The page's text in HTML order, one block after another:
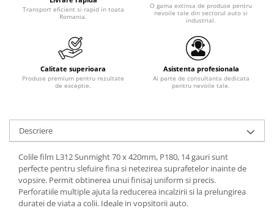
Transport eficient si rapid in toata
Romania.
O gama extinsa de produse pentru
nevoile tale din sectorul auto si
industrial.
Calitate superioara
Produse premium pentru rezultate
de exceptie.
Asistenta profesionala
Ai parte de consultanta dedicata
pentru nevoile tale.
Descriere
Colile film L312 Sunmight 70 x 420mm, P180, 14 gauri sunt
perfecte pentru slefuire fina si netezirea suprafetelor inainte de
vopsire. Permit obtinerea unui finisaj uniform si precis.
Perforatiile multiple ajuta la reducerea incalzirii si la prelungirea
duratei de viata a colii. Ideale in vopsitorii auto.